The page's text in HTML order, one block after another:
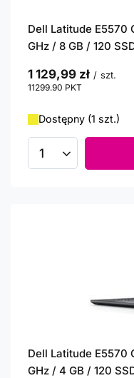
Dell Latitude
GHz / 8 GB / 120
1 129,99 zł / szt.
11299.90 PKT
Dostępny (1 szt.)
Ilość produktów
Dell Latitude
GHz / 4 GB / 120